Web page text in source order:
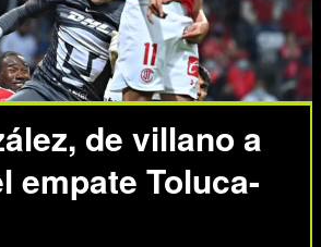
de villano a
empate Toluca-